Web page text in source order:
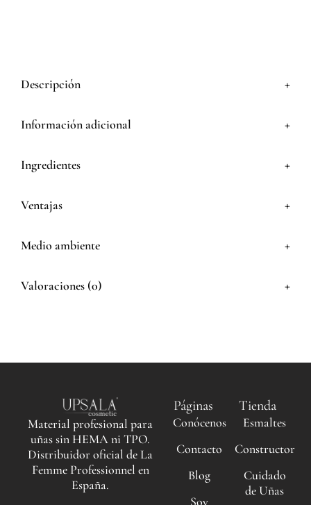
Descripción +
Información adicional +
Ingredientes +
Ventajas +
Medio ambiente +
Valoraciones (0) +
Material profesional para
uñas sin HEMA ni TPO.
Distribuidor oficial de La
Femme Professionnel en
España.
Páginas
Conócenos
Contacto
Blog
Soy
Tienda
Esmaltes
Constructor
Cuidado
de Uñas